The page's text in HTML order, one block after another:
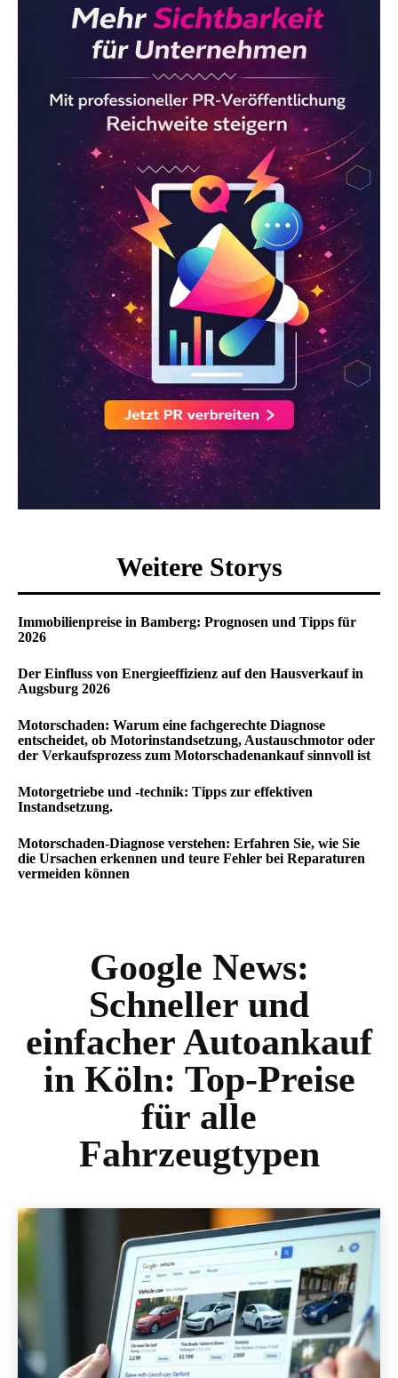
Weitere Storys
Immobilienpreise in Bamberg: Prognosen und Tipps für
2026
Der Einfluss von Energieeffizienz auf den Hausverkauf in
Augsburg 2026
Motorschaden: Warum eine fachgerechte Diagnose
entscheidet, ob Motorinstandsetzung, Austauschmotor oder
der Verkaufsprozess zum Motorschadenankauf sinnvoll ist
Motorgetriebe und -technik: Tipps zur effektiven
Instandsetzung.
Motorschaden-Diagnose verstehen: Erfahren Sie, wie Sie
die Ursachen erkennen und teure Fehler bei Reparaturen
vermeiden können
Google News:
Schneller und
einfacher Autoankauf
in Köln: Top-Preise
für alle
Fahrzeugtypen